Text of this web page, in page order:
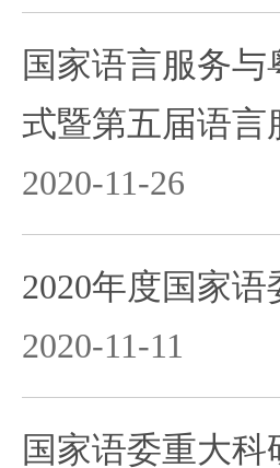
国家语言服务
式暨第五届语
2020-11-26
2020年度国家
2020-11-11
国家语委重大